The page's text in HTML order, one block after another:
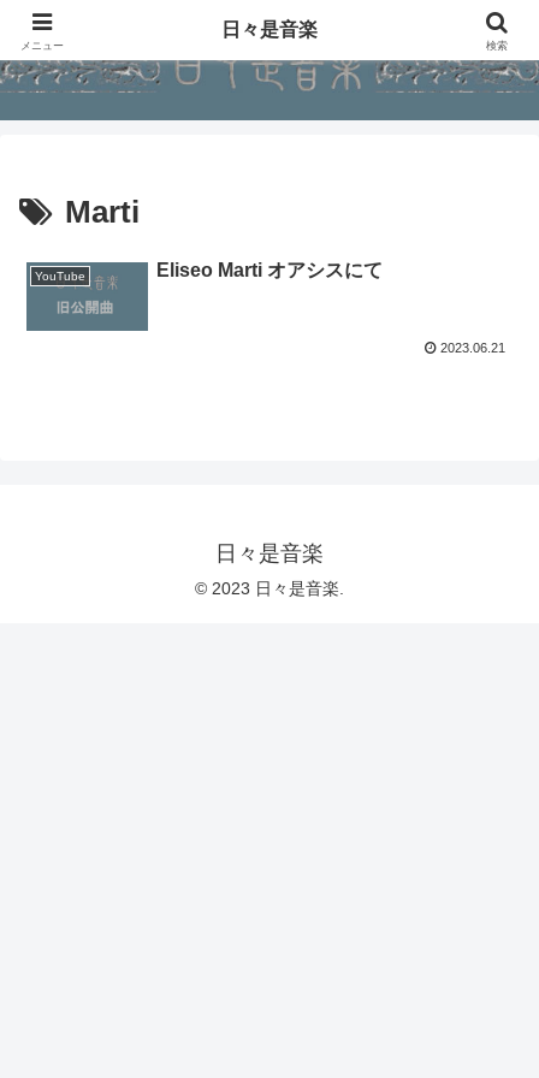
Marti
YouTube Eliseo Marti オアシスにて
2023.06.21
日々是音楽
© 2023 日々是音楽.
メニュー
日々是音楽
検索